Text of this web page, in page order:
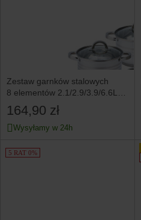
Zestaw garnków stalowych
8 elementów 2.1/2.9/3.9/6.6L
KLAUSBERG
164,90 zł
Wysyłamy w 24h
5 RAT 0%